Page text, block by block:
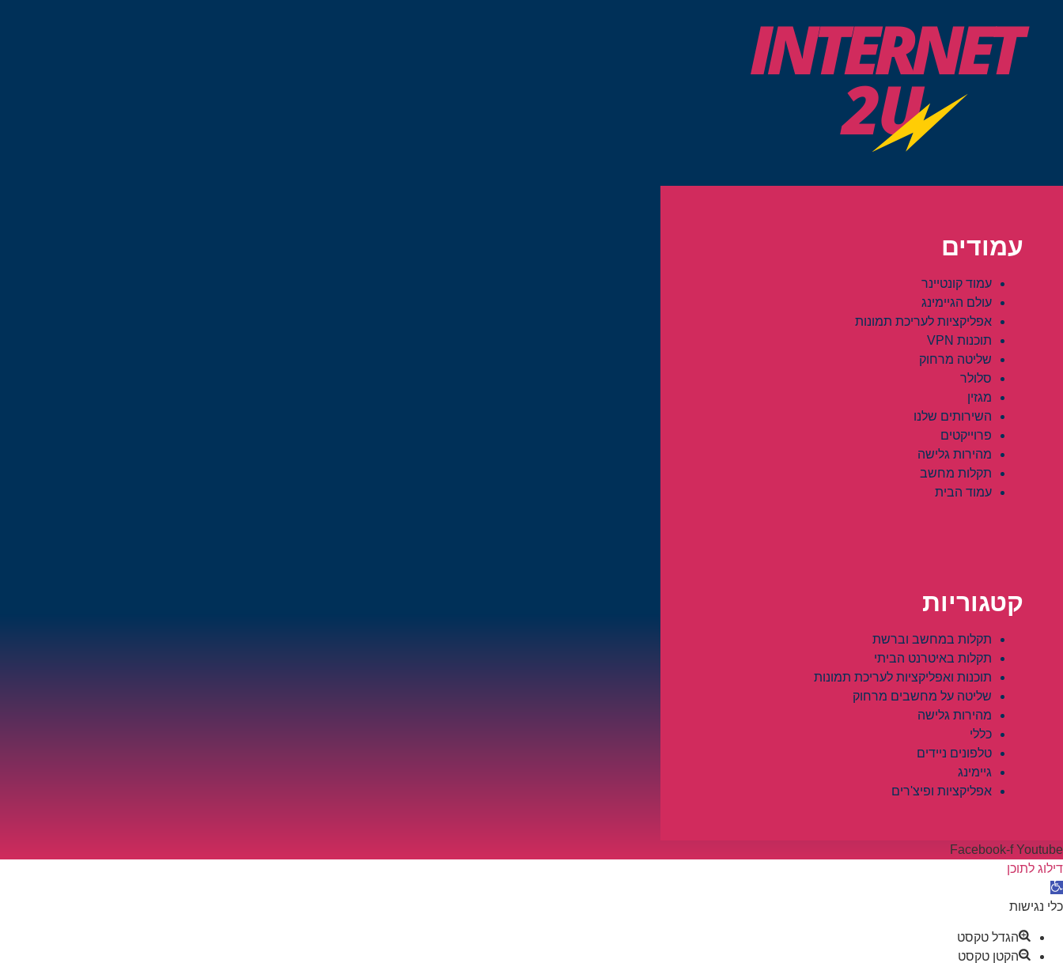
עמודים
עמוד קונטיינר
עולם הגיימינג
אפליקציות לעריכת תמונות
תוכנות VPN
שליטה מרחוק
סלולר
מגזין
השירותים שלנו
פרוייקטים
מהירות גלישה
תקלות מחשב
עמוד הבית
קטגוריות
תקלות במחשב וברשת
תקלות באיטרנט הביתי
תוכנות ואפליקציות לעריכת תמונות
שליטה על מחשבים מרחוק
מהירות גלישה
כללי
טלפונים ניידים
גיימינג
אפליקציות ופיצ'רים
Facebook-f Youtube
דילוג לתוכן
פתח סרגל נגישות
כלי נגישות
הגדל טקסט
הקטן טקסט